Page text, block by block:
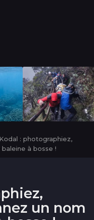
Kodal : photographiez,
à bosse !
un nom